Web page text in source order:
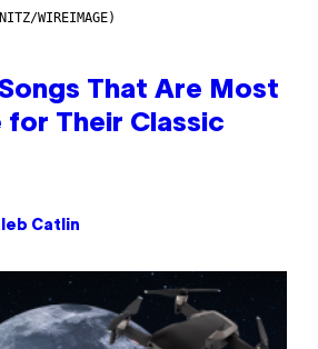
WIREIMAGE)
That Are Most
for Their Classic
Catlin